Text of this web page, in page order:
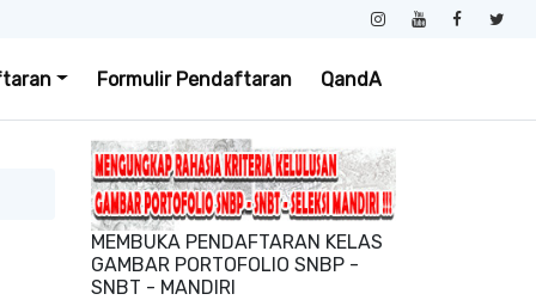
Formulir Pendaftaran QandA
MEMBUKA PENDAFTARAN KELAS
GAMBAR PORTOFOLIO SNBP -
SNBT - MANDIRI